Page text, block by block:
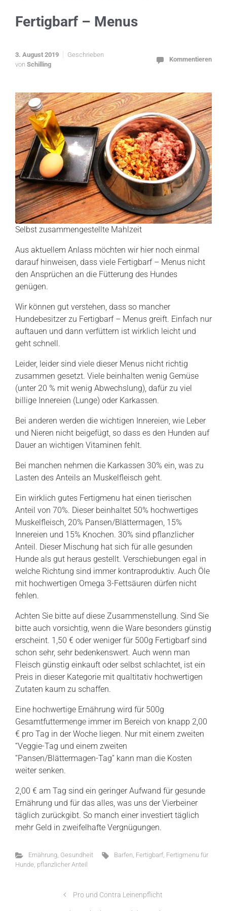
Fertigbarf – Menus
3. August 2019
Geschrieben
von Schilling
Kommentieren
Selbst zusammengestellte Mahlzeit
Aus aktuellem Anlass möchten wir hier noch einmal
darauf hinweisen, dass viele Fertigbarf – Menus nicht
den Ansprüchen an die Fütterung des Hundes
genügen.
Wir können gut verstehen, dass so mancher
Hundebesitzer zu Fertigbarf – Menus greift. Einfach nur
auftauen und dann verfüttern ist wirklich leicht und
geht schnell.
Leider, leider sind viele dieser Menus nicht richtig
zusammen gesetzt. Viele beinhalten wenig Gemüse
(unter 20 % mit wenig Abwechslung), dafür zu viel
billige Innereien (Lunge) oder Karkassen.
Bei anderen werden die wichtigen Innereien, wie Leber
und Nieren nicht beigefügt, so dass es den Hunden auf
Dauer an wichtigen Vitaminen fehlt.
Bei manchen nehmen die Karkassen 30% ein, was zu
Lasten des Anteils an Muskelfleisch geht.
Ein wirklich gutes Fertigmenu hat einen tierischen
Anteil von 70%. Dieser beinhaltet 50% hochwertiges
Muskelfleisch, 20% Pansen/Blättermagen, 15%
Innereien und 15% Knochen. 30% sind pflanzlicher
Anteil. Dieser Mischung hat sich für alle gesunden
Hunde als gut heraus gestellt. Verschiebungen egal in
welche Richtung sind immer kontraproduktiv. Auch Öle
mit hochwertigen Omega 3-Fettsäuren dürfen nicht
fehlen.
Achten Sie bitte auf diese Zusammenstellung. Sind Sie
bitte auch vorsichtig, wenn die Ware besonders günstig
erscheint. 1,50 € oder weniger für 500g Fertigbarf sind
schon sehr, sehr bedenkenswert. Auch wenn man
Fleisch günstig einkauft oder selbst schlachtet, ist ein
Preis in dieser Kategorie mit qualtitativ hochwertigen
Zutaten kaum zu schaffen.
Eine hochwertige Ernährung wird für 500g
Gesamtfuttermenge immer im Bereich von knapp 2,00
€ pro Tag in der Woche liegen. Nur mit einem zweiten
“Veggie-Tag und einem zweiten
“Pansen/Blättermagen-Tag” kann man die Kosten
weiter senken.
2,00 € am Tag sind ein geringer Aufwand für gesunde
Ernährung und für das alles, was uns der Vierbeiner
täglich zurückgibt. So manch einer investiert täglich
mehr Geld in zweifelhafte Vergnügungen.
Ernährung, Gesundheit Barfen, Fertigbarf, Fertigmenu für
Hunde, pflanzlicher Anteil
Pro und Contra Leinenpflicht